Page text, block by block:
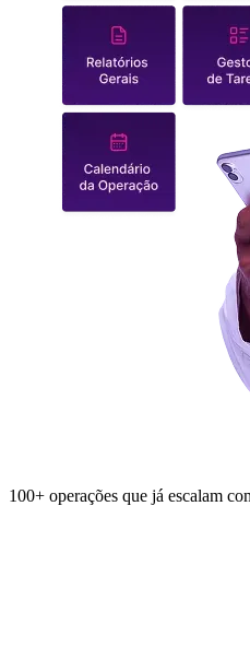
100+ operações que já escalam